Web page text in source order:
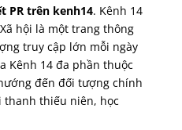
PR trên kenh14. Kênh 14
hội là một trang thông
truy cập lớn mỗi ngày
Kênh 14 đa phần thuộc
đến đối tượng chính
thanh thiếu niên, học